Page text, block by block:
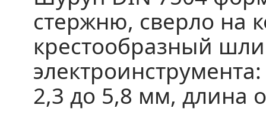
стержню, сверло на
крестообразный
2,3 до 5,8 мм, длина